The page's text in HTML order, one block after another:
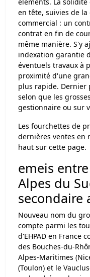
en tête, suivies de
commercial : un
contrat en fin de
même manière. S'y
indexation garantie
éventuels travaux à
proximité d'une
plus rapide. Dernier
selon que les
gestionnaire ou sur
Les fourchettes de
dernières ventes en
haut sur cette page.
emeis
Alpes du
secondaire
Nouveau nom du
compte parmi les
d'EHPAD en France
des Bouches-du-
Alpes-Maritimes
(Toulon) et le